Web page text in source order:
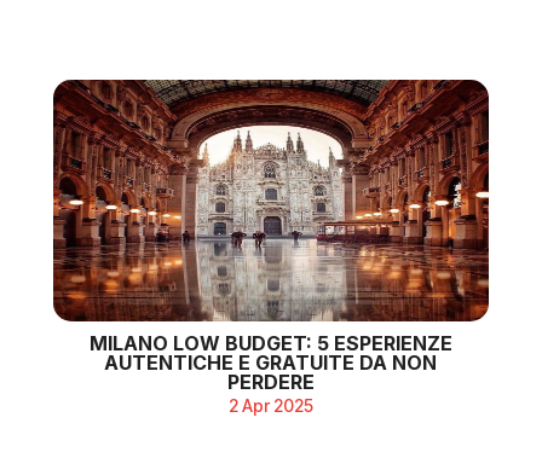
MILANO LOW BUDGET: 5 ESPERIENZE
AUTENTICHE E GRATUITE DA NON
PERDERE
2 Apr 2025